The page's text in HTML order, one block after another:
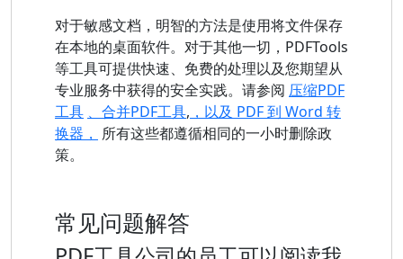
对于敏感文档，明智的方法是使用将文件保存
在本地的桌面软件。对于其他一切，PDFTools
等工具可提供快速、免费的处理以及您期望从
专业服务中获得的安全实践。请参阅 压缩PDF
工具 、合并PDF工具, ，以及 PDF 到 Word 转
换器， 所有这些都遵循相同的一小时删除政
策。
常见问题解答